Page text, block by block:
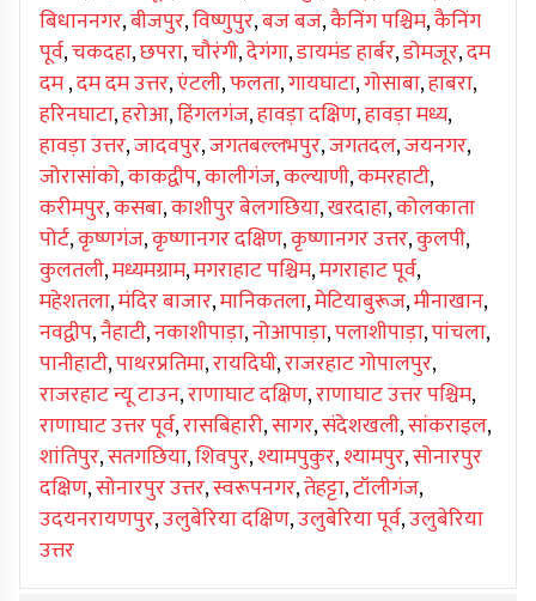
बिधाननगर,बीजपुर,विष्णुपुर,बज बज,कैनिंग पश्चिम,कैनिंग
पूर्व,चकदहा,छपरा,चौरंगी,देगंगा,डायमंड हार्बर,डोमजूर,दम
दम,दम दम उत्तर,एंटली,फलता,गायघाटा,गोसाबा,हाबरा,
हरिनघाटा,हरोआ,हिंगलगंज,हावड़ा दक्षिण,हावड़ा मध्य,
हावड़ा उत्तर,जादवपुर,जगतबल्लभपुर,जगतदल,जयनगर,
जोरासांको,काकद्वीप,कालीगंज,कल्याणी,कमरहाटी,
करीमपुर,कसबा,काशीपुर बेलगछिया,खरदाहा,कोलकाता
पोर्ट,कृष्णगंज,कृष्णानगर दक्षिण,कृष्णानगर उत्तर,कुलपी,
कुलतली,मध्यमग्राम,मगराहाट पश्चिम,मगराहाट पूर्व,
महेशतला,मंदिर बाजार,मानिकतला,मेटियाबुरूज,मीनाखान,
नवद्वीप,नैहाटी,नकाशीपाड़ा,नोआपाड़ा,पलाशीपाड़ा,पांचला,
पानीहाटी,पाथरप्रतिमा,रायदिघी,राजरहाट गोपालपुर,
राजरहाट न्यू टाउन,राणाघाट दक्षिण,राणाघाट उत्तर पश्चिम,
राणाघाट उत्तर पूर्व,रासबिहारी,सागर,संदेशखली,सांकराइल,
शांतिपुर,सतगछिया,शिवपुर,श्यामपुकुर,श्यामपुर,सोनारपुर
दक्षिण,सोनारपुर उत्तर,स्वरूपनगर,तेहट्टा,टॉलीगंज,
उदयनरायणपुर,उलुबेरिया दक्षिण,उलुबेरिया पूर्व,उलुबेरिया
उत्तर